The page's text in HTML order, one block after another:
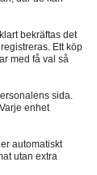
bekräftas det
Ett köp
med få val så
sida.
enhet
automatiskt
utan extra